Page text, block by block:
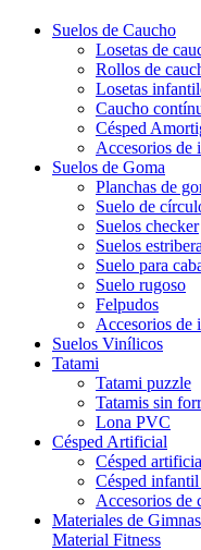
Suelos de Caucho
Losetas de
Rollos de
Losetas
Caucho
Césped
Accesorios de
Suelos de Goma
Planchas de
Suelo de
Suelos checker
Suelos estribera
Suelo para
Suelo rugoso
Felpudos
Accesorios de
Suelos Vinílicos
Tatami
Tatami puzzle
Tatamis sin
Lona PVC
Césped Artificial
Césped
Césped
Accesorios de
Materiales de
Material Fitness